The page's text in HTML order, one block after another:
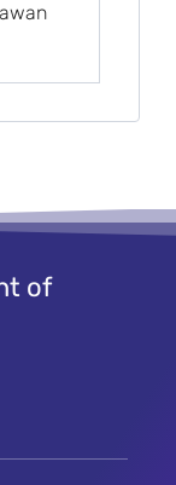
of